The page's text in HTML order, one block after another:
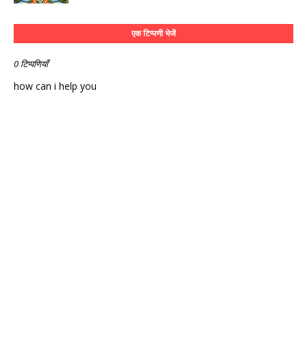
एक टिप्पणी भेजें
0 टिप्पणियाँ
how can i help you